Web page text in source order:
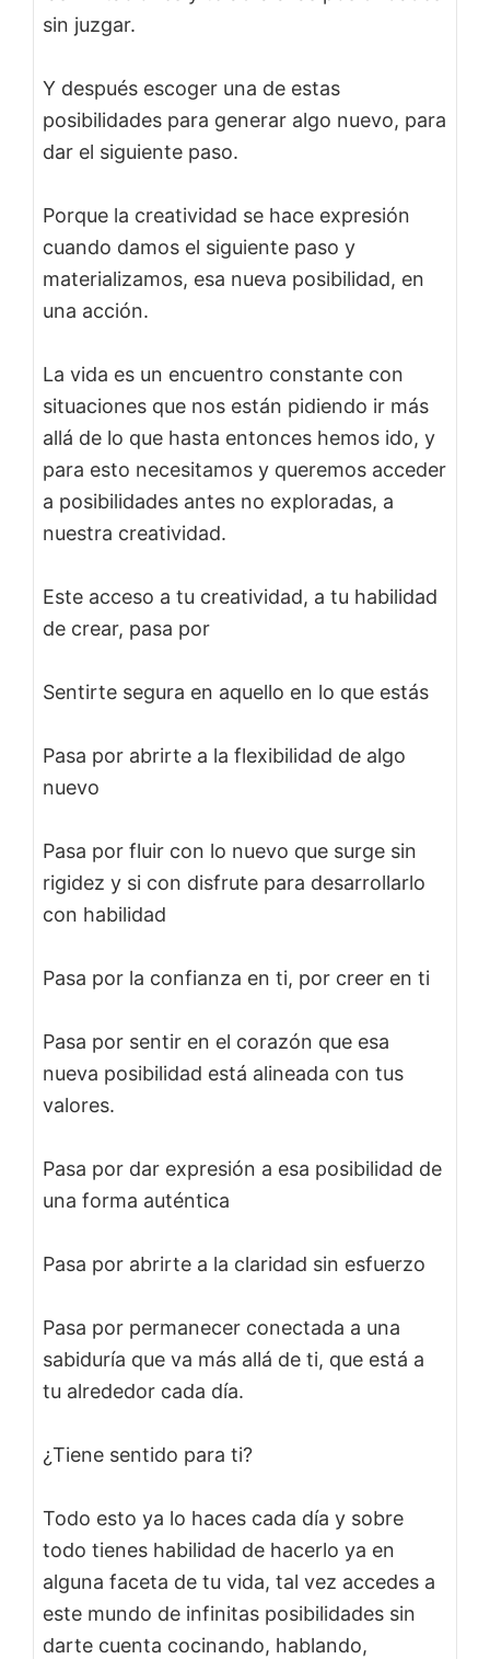
sin juzgar.
Y después escoger una de estas
posibilidades para generar algo nuevo, para
dar el siguiente paso.
Porque la creatividad se hace expresión
cuando damos el siguiente paso y
materializamos, esa nueva posibilidad, en
una acción.
La vida es un encuentro constante con
situaciones que nos están pidiendo ir más
allá de lo que hasta entonces hemos ido, y
para esto necesitamos y queremos acceder
a posibilidades antes no exploradas, a
nuestra creatividad.
Este acceso a tu creatividad, a tu habilidad
de crear, pasa por
Sentirte segura en aquello en lo que estás
Pasa por abrirte a la flexibilidad de algo
nuevo
Pasa por fluir con lo nuevo que surge sin
rigidez y si con disfrute para desarrollarlo
con habilidad
Pasa por la confianza en ti, por creer en ti
Pasa por sentir en el corazón que esa
nueva posibilidad está alineada con tus
valores.
Pasa por dar expresión a esa posibilidad de
una forma auténtica
Pasa por abrirte a la claridad sin esfuerzo
Pasa por permanecer conectada a una
sabiduría que va más allá de ti, que está a
tu alrededor cada día.
¿Tiene sentido para ti?
Todo esto ya lo haces cada día y sobre
todo tienes habilidad de hacerlo ya en
alguna faceta de tu vida, tal vez accedes a
este mundo de infinitas posibilidades sin
darte cuenta cocinando, hablando,